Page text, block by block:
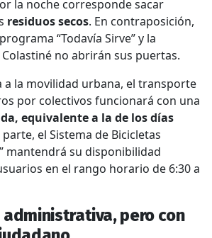
la noche corresponde sacar
residuos secos. En contraposición,
“Todavía Sirve” y la
no abrirán sus puertas.
a la movilidad urbana, el transporte
por colectivos funcionará con una
equivalente a la de los días
parte, el Sistema de Bicicletas
mantendrá su disponibilidad
en el rango horario de 6:30 a
pero con